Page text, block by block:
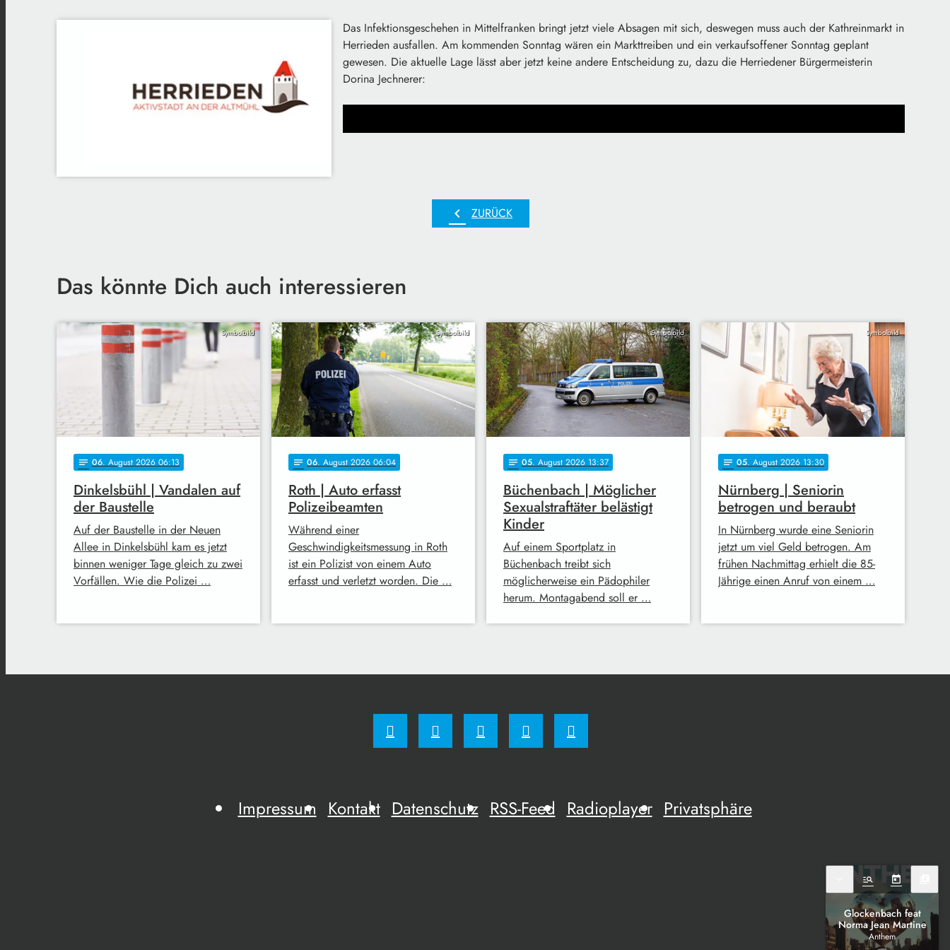
Das Infektionsgeschehen in Mittelfranken bringt jetzt viele Absagen mit sich, deswegen muss auch der Kathreinmarkt in
Herrieden ausfallen. Am kommenden Sonntag wären ein Markttreiben und ein verkaufsoffener Sonntag geplant
gewesen. Die aktuelle Lage lässt aber jetzt keine andere Entscheidung zu, dazu die Herriedener Bürgermeisterin
Dorina Jechnerer:
chevron_left ZURÜCK
Das könnte Dich auch interessieren
Symbolbild
notes 06. August 2026 06:13
Dinkelsbühl | Vandalen auf
der Baustelle
Auf der Baustelle in der Neuen
Allee in Dinkelsbühl kam es jetzt
binnen weniger Tage gleich zu zwei
Vorfällen. Wie die Polizei …
Symbolbild
notes 06. August 2026 06:04
Roth | Auto erfasst
Polizeibeamten
Während einer
Geschwindigkeitsmessung in Roth
ist ein Polizist von einem Auto
erfasst und verletzt worden. Die …
Symbolbild
notes 05. August 2026 13:37
Büchenbach | Möglicher
Sexualstraftäter belästigt
Kinder
Auf einem Sportplatz in
Büchenbach treibt sich
möglicherweise ein Pädophiler
herum. Montagabend soll er …
Symbolbild
notes 05. August 2026 13:30
Nürnberg | Seniorin
betrogen und beraubt
In Nürnberg wurde eine Seniorin
jetzt um viel Geld betrogen. Am
frühen Nachmittag erhielt die 85-
Jährige einen Anruf von einem …
Impressum Kontakt Datenschutz RSS-Feed Radioplayer Privatsphäre
manage_search today
Glockenbach feat
Norma Jean Martine
Anthem